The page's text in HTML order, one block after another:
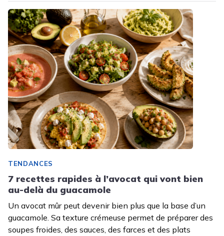
TENDANCES
7 recettes rapides à l’avocat qui vont bien
au-delà du guacamole
Un avocat mûr peut devenir bien plus que la base d’un
guacamole. Sa texture crémeuse permet de préparer des
soupes froides, des sauces, des farces et des plats